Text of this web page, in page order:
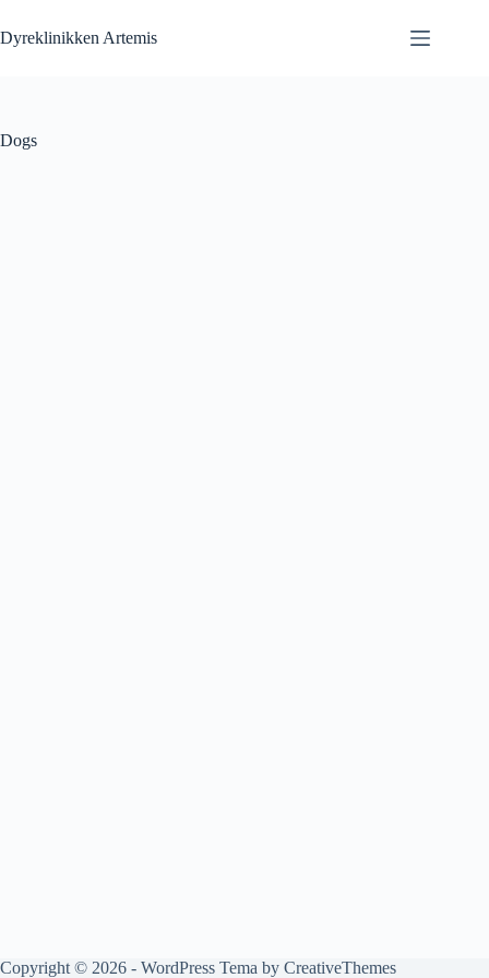
til
indhold
Dyreklinikken Artemis
Dogs
Copyright © 2026 - WordPress Tema by CreativeThemes